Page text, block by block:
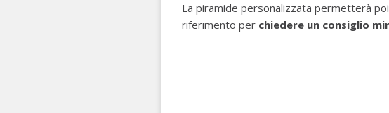
La piramide personalizzata permetterà
riferimento per chiedere un consiglio